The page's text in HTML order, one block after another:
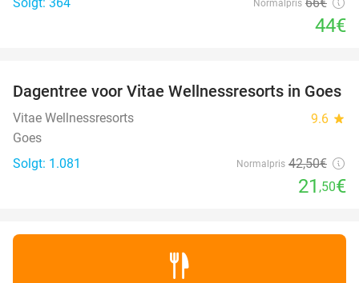
Normalpris
44€
49%
Dagentree voor Vitae Wellnessresorts in Goes
Vitae Wellnessresorts 9.6 star
Goes
Solgt: 1.081
Normalpris 42,50€
21 ,50€